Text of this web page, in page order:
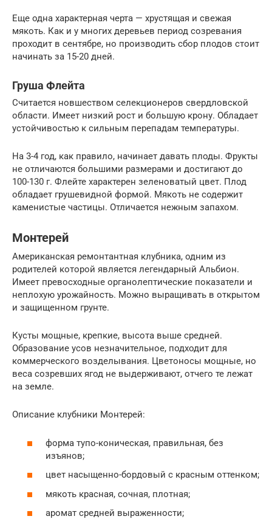
Еще одна характерная черта — хрустящая и свежая
мякоть. Как и у многих деревьев период созревания
проходит в сентябре, но производить сбор плодов стоит
начинать за 15-20 дней.
Груша Флейта
Считается новшеством селекционеров свердловской
области. Имеет низкий рост и большую крону. Обладает
устойчивостью к сильным перепадам температуры.
На 3-4 год, как правило, начинает давать плоды. Фрукты
не отличаются большими размерами и достигают до
100-130 г. Флейте характерен зеленоватый цвет. Плод
обладает грушевидной формой. Мякоть не содержит
каменистые частицы. Отличается нежным запахом.
Монтерей
Американская ремонтантная клубника, одним из
родителей которой является легендарный Альбион.
Имеет превосходные органолептические показатели и
неплохую урожайность. Можно выращивать в открытом
и защищенном грунте.
Кусты мощные, крепкие, высота выше средней.
Образование усов незначительное, подходит для
коммерческого возделывания. Цветоносы мощные, но
веса созревших ягод не выдерживают, отчего те лежат
на земле.
Описание клубники Монтерей:
форма тупо-коническая, правильная, без
изъянов;
цвет насыщенно-бордовый с красным оттенком;
мякоть красная, сочная, плотная;
аромат средней выраженности;